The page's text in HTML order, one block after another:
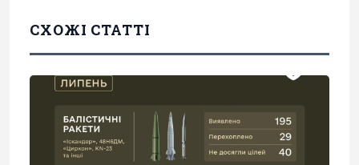
СХОЖІ СТАТТІ